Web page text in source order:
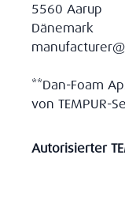
5560 Aarup
Dänemark
**Dan-Foam
von TEMPUR-
Autorisierter